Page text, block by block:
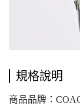
規格說明
商品品牌：